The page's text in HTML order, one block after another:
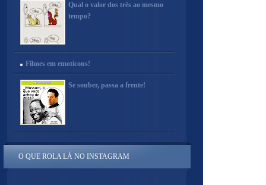
Qual o valor dos três ao mesmo
tempo?
Filmes em emoticons!
Se souber, passa a frente!
O QUE ROLA LÁ NO INSTAGRAM